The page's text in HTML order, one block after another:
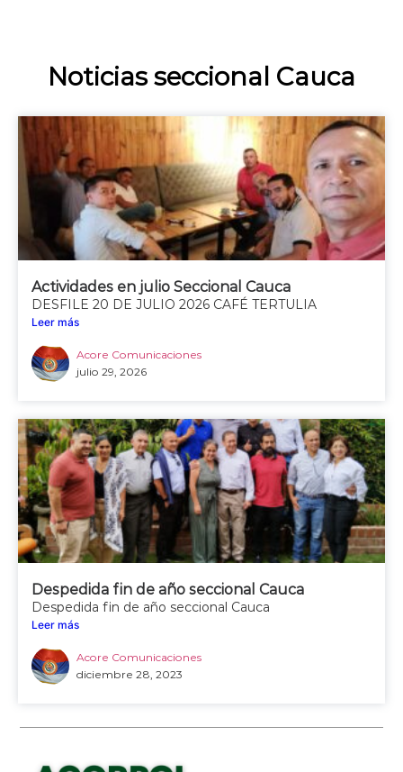
Noticias seccional Cauca
Actividades en julio Seccional Cauca
DESFILE 20 DE JULIO 2026 CAFÉ TERTULIA
Leer más
Acore Comunicaciones
julio 29, 2026
Despedida fin de año seccional Cauca
Despedida fin de año seccional Cauca
Leer más
Acore Comunicaciones
diciembre 28, 2023